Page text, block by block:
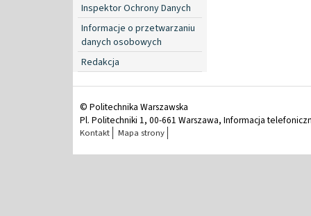
Inspektor Ochrony Danych
Informacje o przetwarzaniu
danych osobowych
Redakcja
© Politechnika Warszawska
Pl. Politechniki 1, 00-661 Warszawa, Informacja
Kontakt Mapa strony